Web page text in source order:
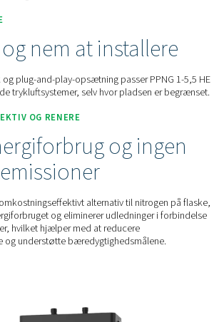
nitrogenrenhed
producerer nitrogen på stedet med valgbar
sikrer en stabil forsyning af høj
Indbyggede zirkoniumsensorer
ro i sindet.
og nem at
trykluftsystemer, selv hvor pladsen